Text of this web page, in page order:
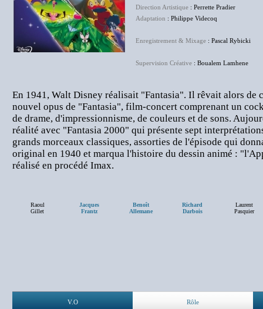
Direction Artistique : Perrette Pradier
Adaptation : Philippe Videcoq
Enregistrement & Mixage : Pascal Rybicki
Supervision Créative : Boualem Lamhene
En 1941, Walt Disney réalisait "Fantasia". Il rêvait alors de
nouvel opus de "Fantasia", film-concert comprenant un
de drame, d'impressionnisme, de couleurs et de sons.
réalité avec "Fantasia 2000" qui présente sept
grands morceaux classiques, assorties de l'épisode qui
original en 1940 et marqua l'histoire du dessin animé :
réalisé en procédé Imax.
Raoul
Gillet
Jacques
Frantz
Benoît
Allemane
Richard
Darbois
Laurent
Pasquier
V.O Rôle